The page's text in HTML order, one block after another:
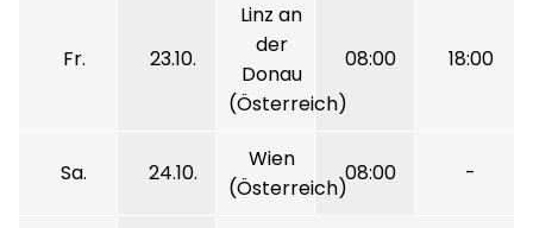
Fr. 23.10.
Linz an
der
Donau
(Österreich)
08:00 18:00
Sa. 24.10.
Wien
(Österreich)
08:00 -